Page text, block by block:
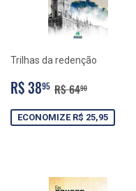
Trilhas da redenção
PREÇO
PROMOCIONAL
R$ 3895 R$
38,95
PREÇO NORMAL
R$ 6490
ECONOMIZE R$ 25,95